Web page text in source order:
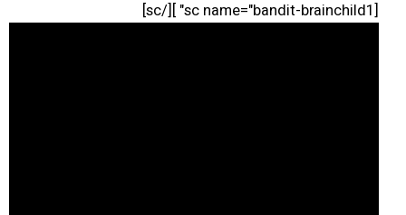
[sc name="bandit-brainchild1" ][/sc]